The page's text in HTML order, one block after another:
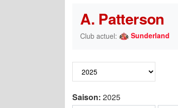
A. Patterson
Club actuel: Sunderland
Saison: 2025